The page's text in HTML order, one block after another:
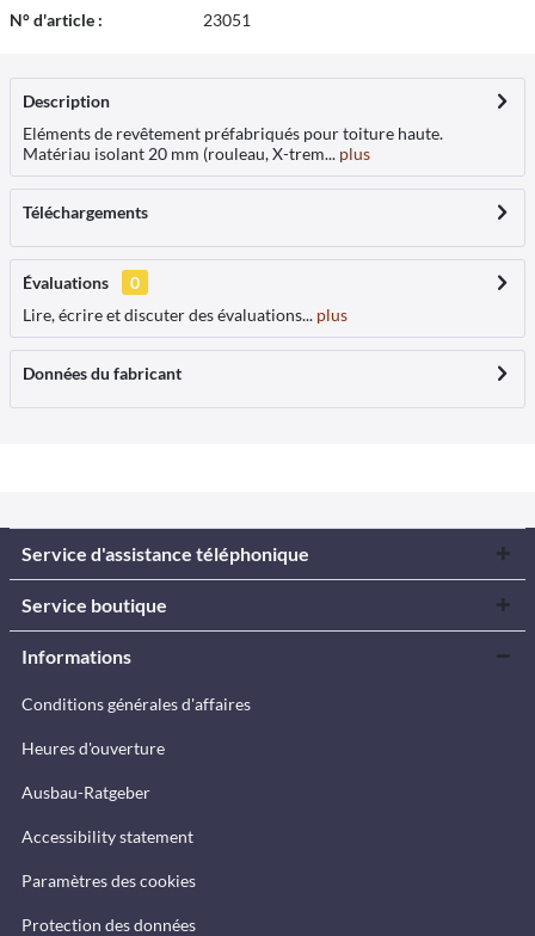
N° d'article : 23051
Description
Eléments de revêtement préfabriqués pour toiture haute.
Matériau isolant 20 mm (rouleau, X-trem... plus
Téléchargements
Évaluations
0
Lire, écrire et discuter des évaluations... plus
Données du fabricant
Service d'assistance téléphonique
Service boutique
Informations
Conditions générales d'affaires
Heures d'ouverture
Ausbau-Ratgeber
Accessibility statement
Paramètres des cookies
Protection des données